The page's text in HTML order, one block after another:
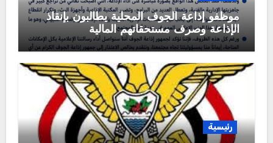
موظفو إذاعة الجوف المحلية يطالبون بإنقاذ
الإذاعة وصرف مستحقاتهم المالية
رئيسية